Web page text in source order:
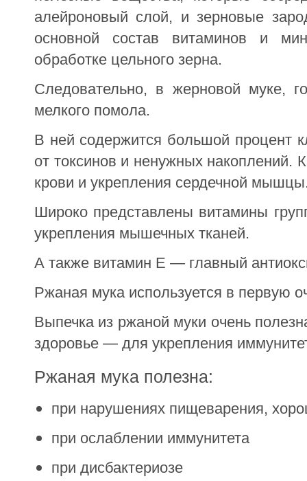
алейроновый слой, и зерновые
основной состав витаминов и
обработке цельного зерна.
Следовательно, в жерновой муке,
мелкого помола.
В ней содержится большой процент
от токсинов и ненужных
крови и укрепления сердечной
Широко представлены витамины
укрепления мышечных тканей.
А также витамин Е — главный
Ржаная мука используется в первую
Выпечка из ржаной муки очень
здоровье — для укрепления
Ржаная мука полезна:
при нарушениях пищеварения,
при ослаблении иммунитета
при дисбактериозе